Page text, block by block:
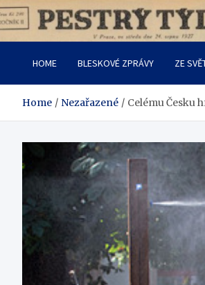
Skip
to
Pestrý Týden
HOME BLESKOVÉ ZPRÁVY ZE
Home Nezařazené Celému Česku